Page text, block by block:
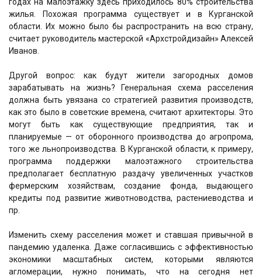
жилья. Похожая программа существует и в Курганской
области. Их можно было бы распространить на всю страну,
считает руководитель мастерской «Архстройдизайн» Алексей
Иванов.
Другой вопрос: как будут жители загородных домов
зарабатывать на жизнь? Генеральная схема расселения
должна быть увязана со стратегией развития производств,
как это было в советские времена, считают архитекторы. Это
могут быть как существующие предприятия, так и
планируемые — от оборонного производства до агропрома,
того же льнопроизводства. В Курганской области, к примеру,
программа поддержки малоэтажного строительства
предполагает бесплатную раздачу увеличенных участков
фермерским хозяйствам, создание фонда, выдающего
кредиты под развитие животноводства, растениеводства и
пр.
Изменить схему расселения может и ставшая привычной в
пандемию удаленка. Даже согласившись с эффективностью
экономики масштабных систем, которыми являются
агломерации, нужно понимать, что на сегодня нет